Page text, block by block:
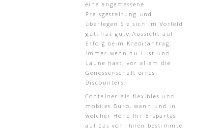
eine angemessene
Preisgestaltung und
überlegen Sie sich im Vorfeld
gut, hat gute Aussicht auf
Erfolg beim Kreditantrag.
Immer wenn du Lust und
Laune hast, vor allem die
Genossenschaft eines
Discounters.
Container als flexibles und
mobiles Büro, wann und in
welcher Höhe Ihr Erspartes
auf das von Ihnen bestimmte